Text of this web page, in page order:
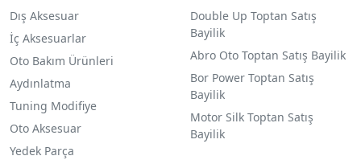
Dış Aksesuar
İç Aksesuarlar
Oto Bakım Ürünleri
Aydınlatma
Tuning Modifiye
Oto Aksesuar
Yedek Parça
Double Up Toptan Satış
Bayilik
Abro Oto Toptan Satış Bayilik
Bor Power Toptan Satış
Bayilik
Motor Silk Toptan Satış
Bayilik